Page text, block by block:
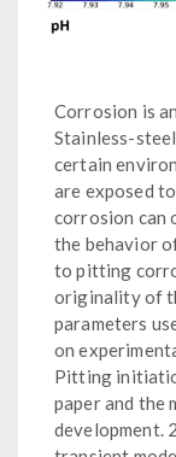
Corrosion is
Stainless-
certain
are exposed
corrosion can
the behavior
to pitting
originality of
parameters
on
Pitting
paper and the
development.